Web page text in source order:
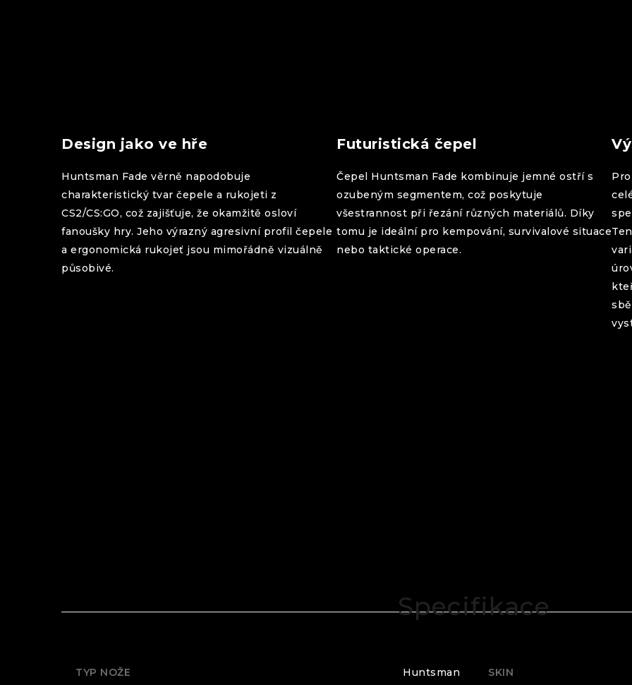
Design jako ve hře
Huntsman Fade věrně napodobuje
charakteristický tvar čepele a rukojeti z
CS2/CS:GO, což zajišťuje, že okamžitě osloví
fanoušky hry. Jeho výrazný agresivní profil čepele
a ergonomická rukojeť jsou mimořádně vizuálně
působivé.
Futuristická čepel
Čepel Huntsman Fade kombinuje jemné ostří s
ozubeným segmentem, což poskytuje
všestrannost při řezání různých materiálů. Díky
tomu je ideální pro kempování, survivalové situace
nebo taktické operace.
Specifikace
TYP NOŽE Huntsman SKIN